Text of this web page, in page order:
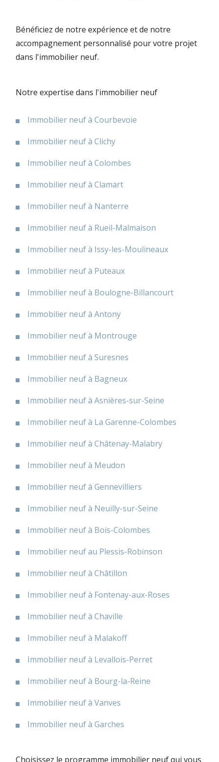
Bénéficiez de notre expérience et de notre
accompagnement personnalisé pour votre projet
dans l'immobilier neuf.
Notre expertise dans l'immobilier neuf
Immobilier neuf à Courbevoie
Immobilier neuf à Clichy
Immobilier neuf à Colombes
Immobilier neuf à Clamart
Immobilier neuf à Nanterre
Immobilier neuf à Rueil-Malmaison
Immobilier neuf à Issy-les-Moulineaux
Immobilier neuf à Puteaux
Immobilier neuf à Boulogne-Billancourt
Immobilier neuf à Antony
Immobilier neuf à Montrouge
Immobilier neuf à Suresnes
Immobilier neuf à Bagneux
Immobilier neuf à Asnières-sur-Seine
Immobilier neuf à La Garenne-Colombes
Immobilier neuf à Châtenay-Malabry
Immobilier neuf à Meudon
Immobilier neuf à Gennevilliers
Immobilier neuf à Neuilly-sur-Seine
Immobilier neuf à Bois-Colombes
Immobilier neuf au Plessis-Robinson
Immobilier neuf à Châtillon
Immobilier neuf à Fontenay-aux-Roses
Immobilier neuf à Chaville
Immobilier neuf à Malakoff
Immobilier neuf à Levallois-Perret
Immobilier neuf à Bourg-la-Reine
Immobilier neuf à Vanves
Immobilier neuf à Garches
Choisissez le programme immobilier neuf qui vous